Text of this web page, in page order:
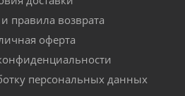
правила возврата
оферта
персональных данных